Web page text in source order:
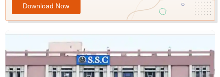
Download Now